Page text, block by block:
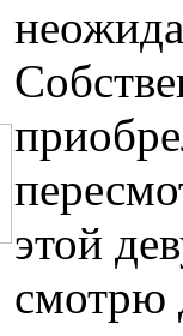
этой
смотрю